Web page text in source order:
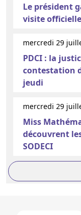
Le président
visite
mercredi 29
PDCI : la
contestation
jeudi
mercredi 29
Miss
découvrent
SODECI